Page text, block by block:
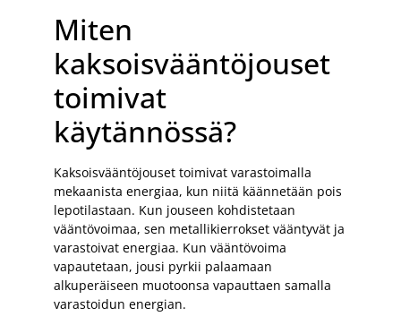
Miten
kaksoisvääntöjouset
toimivat
käytännössä?
Kaksoisvääntöjouset toimivat varastoimalla
mekaanista energiaa, kun niitä käännetään pois
lepotilastaan. Kun jouseen kohdistetaan
vääntövoimaa, sen metallikierrokset vääntyvät ja
varastoivat energiaa. Kun vääntövoima
vapautetaan, jousi pyrkii palaamaan
alkuperäiseen muotoonsa vapauttaen samalla
varastoidun energian.